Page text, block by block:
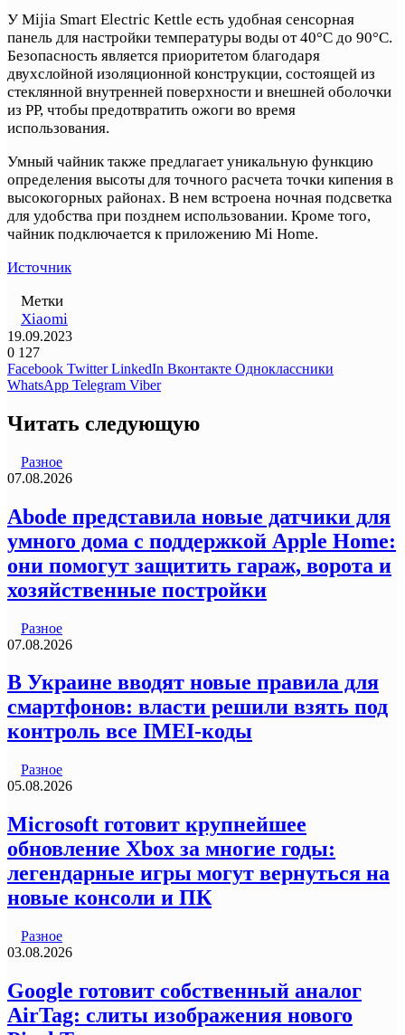
У Mijia Smart Electric Kettle есть удобная сенсорная
панель для настройки температуры воды от 40°C до 90°C.
Безопасность является приоритетом благодаря
двухслойной изоляционной конструкции, состоящей из
стеклянной внутренней поверхности и внешней оболочки
из PP, чтобы предотвратить ожоги во время
использования.
Умный чайник также предлагает уникальную функцию
определения высоты для точного расчета точки кипения в
высокогорных районах. В нем встроена ночная подсветка
для удобства при позднем использовании. Кроме того,
чайник подключается к приложению Mi Home.
Источник
Метки
Xiaomi
19.09.2023
0 127
Facebook Twitter LinkedIn Вконтакте Одноклассники
WhatsApp Telegram Viber
Читать следующую
Разное
07.08.2026
Abode представила новые датчики для
умного дома с поддержкой Apple Home:
они помогут защитить гараж, ворота и
хозяйственные постройки
Разное
07.08.2026
В Украине вводят новые правила для
смартфонов: власти решили взять под
контроль все IMEI-коды
Разное
05.08.2026
Microsoft готовит крупнейшее
обновление Xbox за многие годы:
легендарные игры могут вернуться на
новые консоли и ПК
Разное
03.08.2026
Google готовит собственный аналог
AirTag: слиты изображения нового